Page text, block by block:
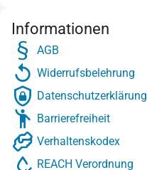
Informationen
AGB
Widerrufsbelehrung
Datenschutzerklärung
Barrierefreiheit
Verhaltenskodex
REACH Verordnung